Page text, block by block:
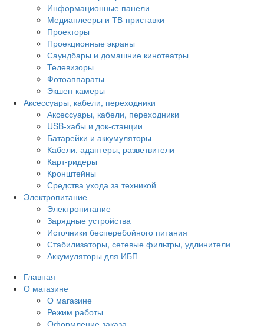
Информационные панели
Медиаплееры и ТВ-приставки
Проекторы
Проекционные экраны
Саундбары и домашние кинотеатры
Телевизоры
Фотоаппараты
Экшен-камеры
Аксессуары, кабели, переходники
Аксессуары, кабели, переходники
USB-хабы и док-станции
Батарейки и аккумуляторы
Кабели, адаптеры, разветвители
Карт-ридеры
Кронштейны
Средства ухода за техникой
Электропитание
Электропитание
Зарядные устройства
Источники бесперебойного питания
Стабилизаторы, сетевые фильтры, удлинители
Аккумуляторы для ИБП
Главная
О магазине
О магазине
Режим работы
Оформление заказа